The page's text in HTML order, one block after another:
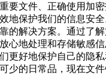
要文件、正确使用加
地保护我们的信息安
的解决方案。通过了
心地处理和存储敏感
更好地保护自己的隐
少的日常品，现在文